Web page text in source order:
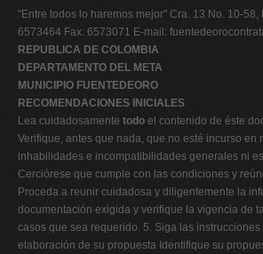
"Entre todos lo haremos mejor" Cra. 13 No. 10-58,
6573464 Fax. 6573071 E-mail:
REPUBLICA DE COLOMBIA
DEPARTAMENTO DEL META
MUNICIPIO FUENTEDEORO
RECOMENDACIONES INICIALES
Lea cuidadosamente todo el contenido de éste
Verifique, antes que nada, que no esté incurso en
inhabilidades e incompatibilidades generales ni
Cerciórese que cumple con las condiciones y
Proceda a reunir cuidadosa y diligentemente la
documentación exigida y verifique la vigencia de
casos que sea requerido. 5. Siga las
elaboración de su propuesta Identifique su